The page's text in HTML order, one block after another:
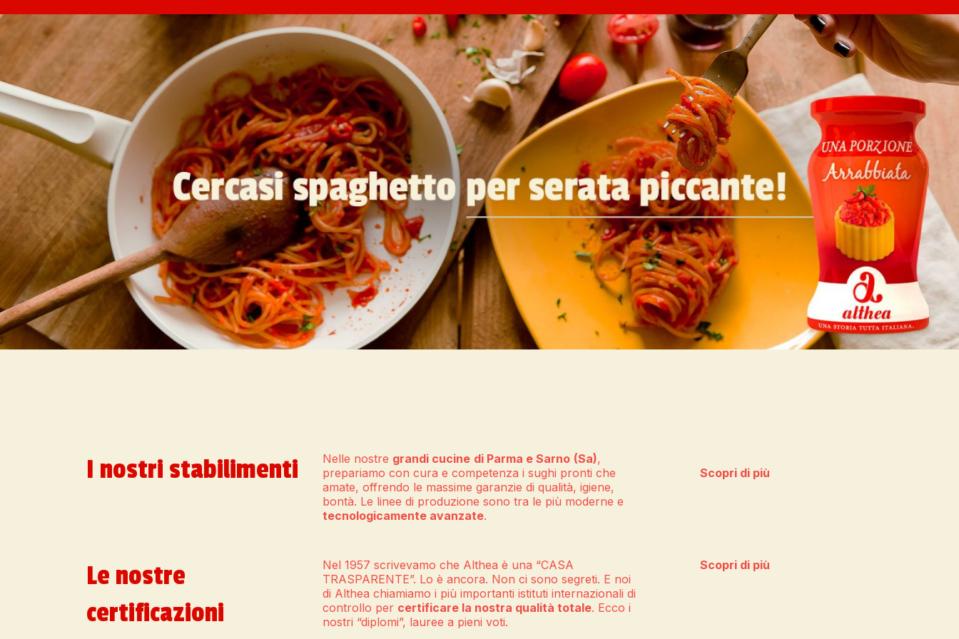
I nostri stabilimenti Nelle nostre grandi cucine di Parma e Sarno (Sa),
prepariamo con cura e competenza i sughi pronti che
amate, offrendo le massime garanzie di qualità, igiene,
bontà. Le linee di produzione sono tra le più moderne e
tecnologicamente avanzate.
Scopri di più
Le nostre
certificazioni
Nel 1957 scrivevamo che Althea è una “CASA
TRASPARENTE”. Lo è ancora. Non ci sono segreti. E noi
di Althea chiamiamo i più importanti istituti internazionali di
controllo per certificare la nostra qualità totale. Ecco i
nostri “diplomi”, lauree a pieni voti.
Scopri di più